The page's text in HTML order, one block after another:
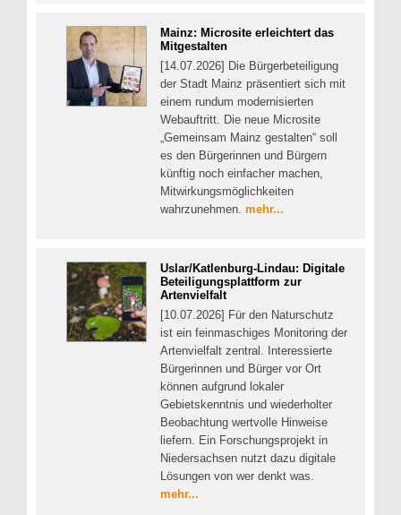
Mainz: Microsite erleichtert das
Mitgestalten
[14.07.2026] Die Bürgerbeteiligung
der Stadt Mainz präsentiert sich mit
einem rundum modernisierten
Webauftritt. Die neue Microsite
„Gemeinsam Mainz gestalten“ soll
es den Bürgerinnen und Bürgern
künftig noch einfacher machen,
Mitwirkungsmöglichkeiten
wahrzunehmen. mehr...
Uslar/Katlenburg-Lindau: Digitale
Beteiligungsplattform zur
Artenvielfalt
[10.07.2026] Für den Naturschutz
ist ein feinmaschiges Monitoring der
Artenvielfalt zentral. Interessierte
Bürgerinnen und Bürger vor Ort
können aufgrund lokaler
Gebietskenntnis und wiederholter
Beobachtung wertvolle Hinweise
liefern. Ein Forschungsprojekt in
Niedersachsen nutzt dazu digitale
Lösungen von wer denkt was.
mehr...